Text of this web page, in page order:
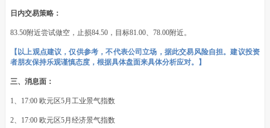
日内交易策略：
83.50附近尝试做空，止损84.50，目标81.00、78.00附近。
【以上观点建议，仅供参考，不代表公司立场，据此交易风险自担。建议投资
者朋友保持乐观谨慎态度，根据具体盘面来具体分析应对。】
三、消息面：
1、17:00 欧元区5月工业景气指数
2、17:00 欧元区5月经济景气指数